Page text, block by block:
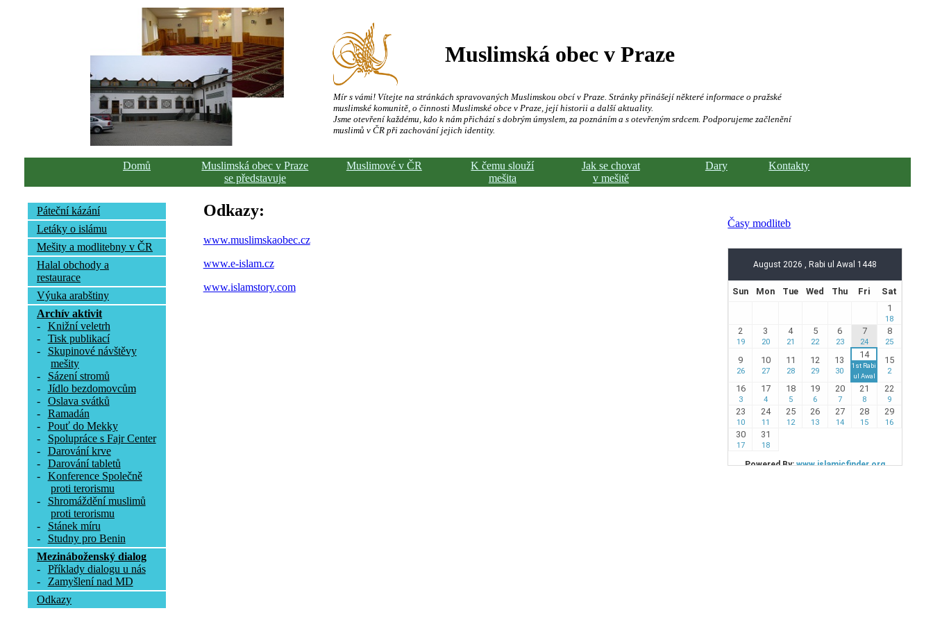
Muslimská obec v Praze
Mír s vámi! Vítejte na stránkách spravovaných Muslimskou obcí v Praze. Stránky přinášejí některé informace o pražské
muslimské komunitě, o činnosti Muslimské obce v Praze, její historii a další aktuality.
Jsme otevření každému, kdo k nám přichází s dobrým úmyslem, za poznáním a s otevřeným srdcem. Podporujeme začlenění
muslimů v ČR při zachování jejich identity.
Domů
Muslimská obec v Praze
se představuje
Muslimové v ČR
K čemu slouží
mešita
Jak se chovat
v mešitě
Dary Kontakty
Páteční kázání
Letáky o islámu
Mešity a modlitebny v ČR
Halal obchody a
restaurace
Výuka arabštiny
Archív aktivit
-
Knižní veletrh
-
Tisk publikací
-
Skupinové návštěvy
mešity
-
Sázení stromů
-
Jídlo bezdomovcům
-
Oslava svátků
-
Ramadán
-
Pouť do Mekky
-
Spolupráce s Fajr Center
-
Darování krve
-
Darování tabletů
-
Konference Společně
proti terorismu
-
Shromáždění muslimů
proti terorismu
-
Stánek míru
-
Studny pro Benin
Mezináboženský dialog
-
Příklady dialogu u nás
-
Zamyšlení nad MD
Odkazy
Odkazy:
www.muslimskaobec.cz
www.e-islam.cz
www.islamstory.com
Časy modliteb